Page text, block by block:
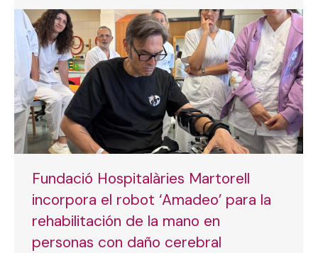
Fundació Hospitalàries Martorell
incorpora el robot ‘Amadeo’ para la
rehabilitación de la mano en
personas con daño cerebral